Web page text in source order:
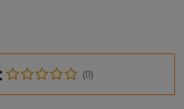
(0)